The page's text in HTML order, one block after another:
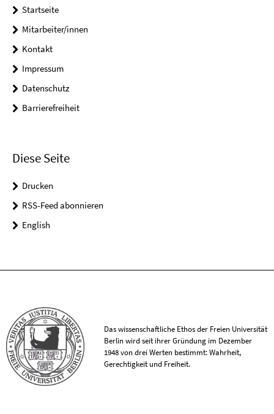
Startseite
Mitarbeiter/innen
Kontakt
Impressum
Datenschutz
Barrierefreiheit
Diese Seite
Drucken
RSS-Feed abonnieren
English
Das wissenschaftliche Ethos der Freien Universität
Berlin wird seit ihrer Gründung im Dezember
1948 von drei Werten bestimmt: Wahrheit,
Gerechtigkeit und Freiheit.